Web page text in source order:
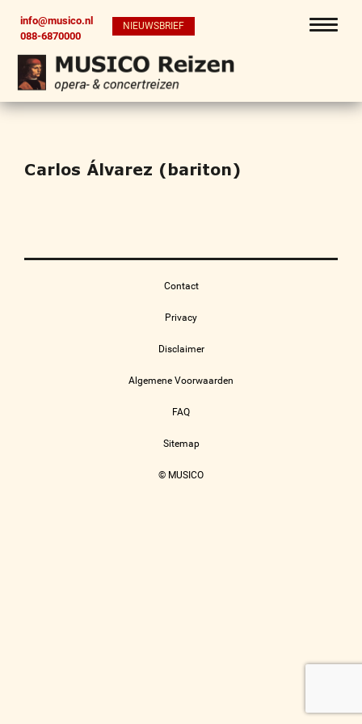
info@musico.nl
088-6870000
NIEUWSBRIEF
Carlos Álvarez (bariton)
Contact
Privacy
Disclaimer
Algemene Voorwaarden
FAQ
Sitemap
© MUSICO